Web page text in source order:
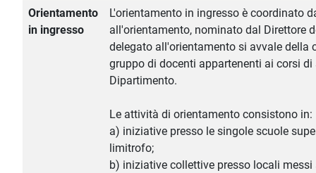
Orientamento
in ingresso
L'orientamento in ingresso è coordinato
all'orientamento, nominato dal Direttore
delegato all'orientamento si avvale della
gruppo di docenti appartenenti ai corsi
Dipartimento.
Le attività di orientamento consistono in:
a) iniziative presso le singole scuole
limitrofo;
b) iniziative collettive presso locali